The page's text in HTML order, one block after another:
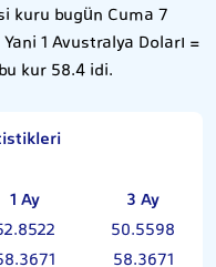
kuru bugün Cuma 7
1 Avustralya Doları =
kur 58.4 idi.
1 Ay
3 Ay
50.5598
58.3671